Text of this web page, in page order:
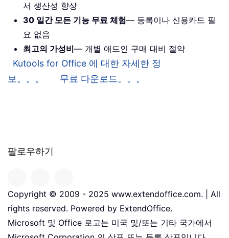
서 생산성 향상
30 일간 모든 기능 무료 체험— 등록이나 신용카드 필
요 없음
최고의 가성비— 개별 애드인 구매 대비 절약
Kutools for Office 에 대한 자세한 정
보。。。
무료 다운로드。。。
팔로우하기
Copyright © 2009 - 2025 www.extendoffice.com. | All
rights reserved. Powered by ExtendOffice.
Microsoft 및 Office 로고는 미국 및/또는 기타 국가에서